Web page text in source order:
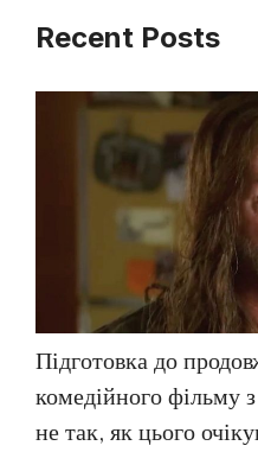
Recent Posts
Підготовка до
комедійного фільму
не так, як цього